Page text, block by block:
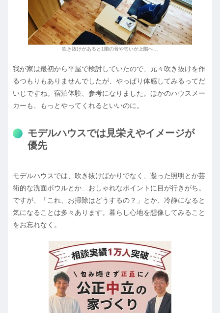
吹き抜けがあると1階の音や匂いが上階へ…
我が家は最初から平屋で検討していたので、元々吹き抜けを作
るつもりもありませんでしたが、やっぱり体感してみるってだ
いじですね。宿泊体験、参考になりました。ほかのハウスメー
カーも、もっとやってくれるといいのに。
モデルハウスでは見栄えやイメージが
優先
モデルハウスでは、吹き抜けばかりでなく、凝った照明とか芸
術的な洗面ボウルとか…おしゃれなポイントに目が行きがち。
ですが、「これ、お掃除はどうするの？」とか、冷静になると
気になることは多々あります。暮らし心地を想像してみること
をお忘れなく。